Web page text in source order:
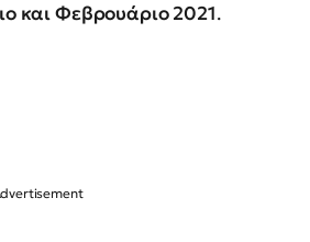
και Φεβρουάριο 2021.